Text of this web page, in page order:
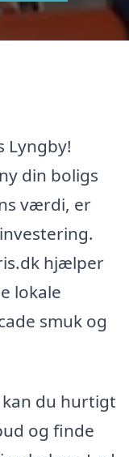
Lyngby!
din boligs
værdi, er
hjælper
lokale
smuk og
du hurtigt
og finde